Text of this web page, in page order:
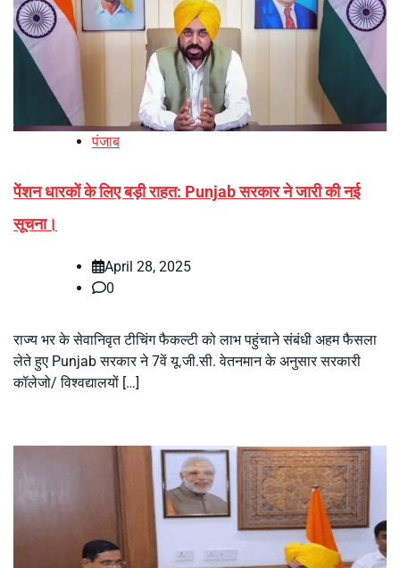
पंजाब
पेंशन धारकों के लिए बड़ी राहत: Punjab सरकार ने जारी की नई
सूचना।
April 28, 2025
0
राज्य भर के सेवानिवृत टीचिंग फैकल्टी को लाभ पहुंचाने संबंधी अहम फैसला
लेते हुए Punjab सरकार ने 7वें यू.जी.सी. वेतनमान के अनुसार सरकारी
कॉलेजो/ विश्वद्यालयों […]